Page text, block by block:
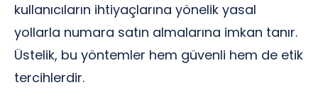
kullanıcıların ihtiyaçlarına yönelik yasal
yollarla numara satın almalarına imkan tanır.
Üstelik, bu yöntemler hem güvenli hem de etik
tercihlerdir.